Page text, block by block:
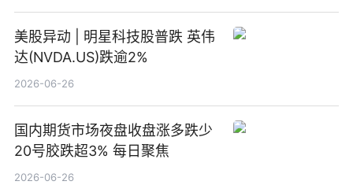
美股异动 | 明星科技股普跌 英伟
达(NVDA.US)跌逾2%
2026-06-26
国内期货市场夜盘收盘涨多跌少
20号胶跌超3% 每日聚焦
2026-06-26